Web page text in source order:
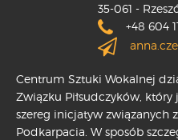
35-061 -
+48 604
Centrum Sztuki Wokalnej
Związku Piłsudczyków,
szereg inicjatyw związanych
Podkarpacia. W sposób